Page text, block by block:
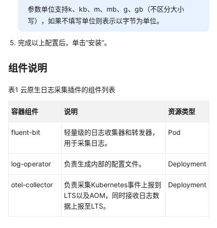
原
生
日
采
插
Ingress
制
件
CCE
参数单位支持k、kb、m、mb、g、gb（不区分大小
写），如果不填写单位则表示以字节为单位。
完成以上配置后，单击“安装”。
组件说明
表1 云原生日志采集插件的组件列表
容器组件 说明 资源类型
fluent-bit
轻量级的日志收集器和转发器，
用于采集日志。
Pod
log-operator 负责生成内部的配置文件。 Deployment
otel-collector
负责采集Kubernetes事件上报到
LTS以及AOM，同时接收日志数
据上报至LTS。
Deployment